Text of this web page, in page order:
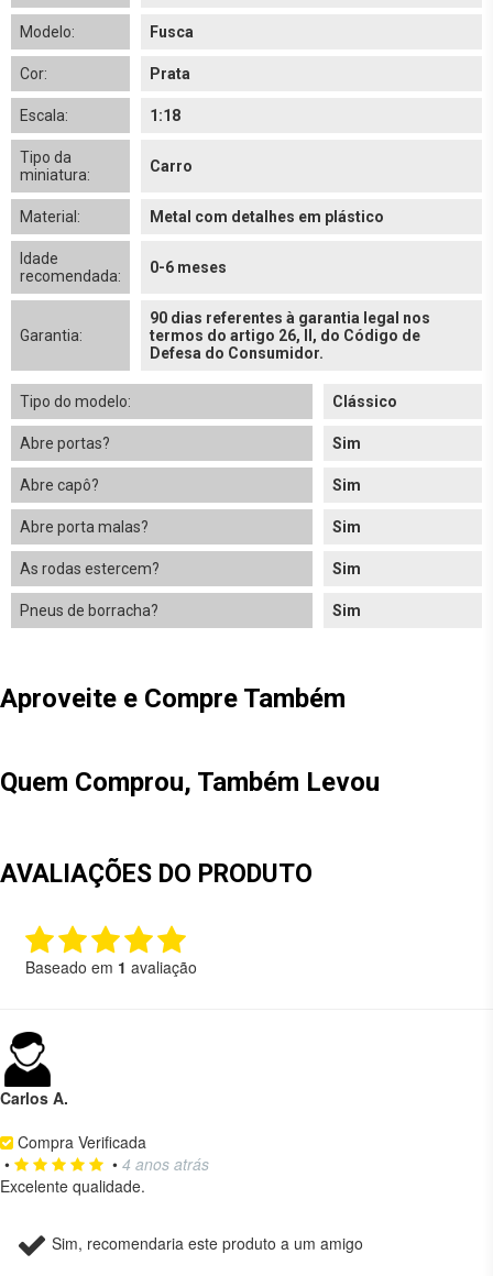
Modelo: Fusca
Cor: Prata
Escala: 1:18
Tipo da
miniatura:
Carro
Material: Metal com detalhes em plástico
Idade
recomendada:
0-6 meses
Garantia:
90 dias referentes à garantia legal nos
termos do artigo 26, II, do Código de
Defesa do Consumidor.
Tipo do modelo: Clássico
Abre portas? Sim
Abre capô? Sim
Abre porta malas? Sim
As rodas estercem? Sim
Pneus de borracha? Sim
Aproveite e Compre Também
Quem Comprou, Também Levou
AVALIAÇÕES DO PRODUTO
Baseado em 1 avaliação
Carlos A.
Compra Verificada
•
• 4 anos atrás
Excelente qualidade.
Sim, recomendaria este produto a um amigo